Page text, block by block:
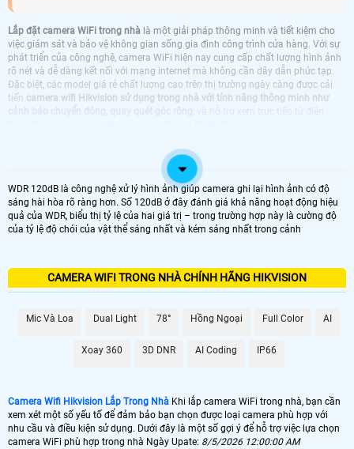
Lắp đặt camera WiFi trong nhà là một giải pháp thông minh và tiết kiệm cho
việc giám sát và bảo vệ không gian sống gia đình công trình cửa hàng. Với sự
phát triển của công nghệ, camera WiFi hiện nay cung cấp chất lượng hình ảnh
rõ nét và dễ dàng kết nối với mạng internet mà không cần dây dẫn phức tạp.
Đặc biệt, các model giá rẻ chất lượng cao trên thị trường ngày càng được cải
tiến camera wifi Hikvision sử dụng trong nhà với tính năng thông minh như
LẮP CAMERA WIFI TRONG NHÀ CHÍNH HÃNG
TRỌN BỘ CAMERA TRONG NHÀ CAMERA EZVIZ LẮP TRONG NHÀ
CAMERA WIFI HIKVISION KBVISION DÙNG
TRONG NHÀ
CAMERA WIFI HIKVISION HIKVISION
TRONG NHÀ
WDR 120dB là công nghệ xử lý hình ảnh giúp camera ghi lại hình ảnh có độ
sáng hài hòa rõ ràng hơn. Số 120dB ở đây đánh giá khả năng hoạt động hiệu
quả của WDR, biểu thị tỷ lệ của hai giá trị – trong trường hợp này là cường độ
của tỷ lệ độ chói của vật thể sáng nhất và kém sáng nhất trong cảnh
CAMERA WIFI TRONG NHÀ CHÍNH HÃNG HIKVISION
Mic Và Loa Dual Light 78° Hồng Ngoại Full Color AI
Xoay 360 3D DNR AI Coding IP66
Camera Wifi Hikvision Lắp Trong Nhà Khi lắp camera WiFi trong nhà, bạn cần
xem xét một số yếu tố để đảm bảo bạn chọn được loại camera phù hợp với
nhu cầu và điều kiện sử dụng. Dưới đây là một số gợi ý để hỗ trợ việc lựa chọn
camera WiFi phù hợp trong nhà Ngày Upate: 8/5/2026 12:00:00 AM